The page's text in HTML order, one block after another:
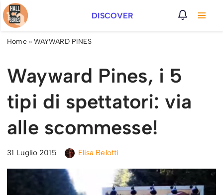
Vai
al
DISCOVER
Home» WAYWARD PINES
Wayward Pines, i 5
tipi di spettatori: via
alle scommesse!
31 Luglio 2015 Elisa Belotti